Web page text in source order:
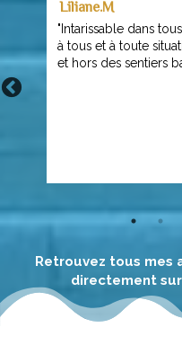
Liliane.M
"Intarissable dans
Retrouvez tous mes
directement